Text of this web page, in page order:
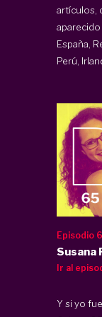
artículos,
España,
Perú,
Episodio
Susana
Ir al
Y si yo